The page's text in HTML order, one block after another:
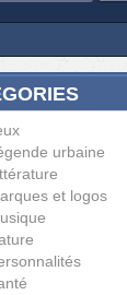
urbaine
et logos